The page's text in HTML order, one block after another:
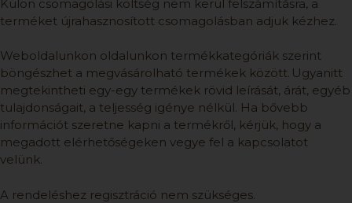
Külön csomagolási költség nem kerül felszámításra, a
terméket újrahasznosított csomagolásban adjuk kézhez.
Weboldalunkon oldalunkon termékkategóriák szerint
böngészhet a megvásárolható termékek között. Ugyanitt
megtekintheti egy-egy termékek rövid leírását, árát, egyéb
tulajdonságait, a teljesség igénye nélkül. Ha bővebb
információt szeretne kapni a termékről, kérjük, hogy a
megadott elérhetőségeken vegye fel a kapcsolatot
velünk.
A rendeléshez regisztráció nem szükséges.